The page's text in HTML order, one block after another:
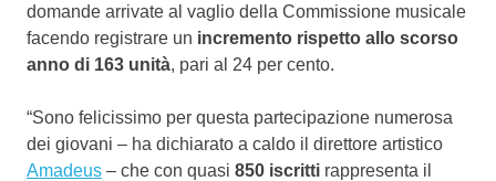
domande arrivate al vaglio della Commissione musicale
facendo registrare un incremento rispetto allo scorso
anno di 163 unità, pari al 24 per cento.
“Sono felicissimo per questa partecipazione numerosa
dei giovani – ha dichiarato a caldo il direttore artistico
Amadeus – che con quasi 850 iscritti rappresenta il